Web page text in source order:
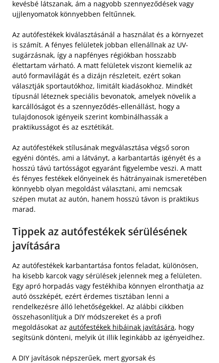
kevésbé látszanak, ám a nagyobb szennyeződések vagy
ujjlenyomatok könnyebben feltűnnek.
Az autófestékek kiválasztásánál a használat és a környezet
is számít. A fényes felületek jobban ellenállnak az UV-
sugárzásnak, így a napfényes régiókban hosszabb
élettartam várható. A matt felületek viszont kiemelik az
autó formavilágát és a dizájn részleteit, ezért sokan
választják sportautókhoz, limitált kiadásokhoz. Mindkét
típusnál léteznek speciális bevonatok, amelyek növelik a
karcállóságot és a szennyeződés-ellenállást, hogy a
tulajdonosok igényeik szerint kombinálhassák a
praktikusságot és az esztétikát.
Az autófestékek stílusának megválasztása végső soron
egyéni döntés, ami a látványt, a karbantartás igényét és a
hosszú távú tartósságot egyaránt figyelembe veszi. A matt
és fényes festékek előnyeinek és hátrányainak ismeretében
könnyebb olyan megoldást választani, ami nemcsak
szépen mutat az autón, hanem hosszú távon is praktikus
marad.
Tippek az autófestékek sérülésének
javítására
Az autófestékek karbantartása fontos feladat, különösen,
ha kisebb karcok vagy sérülések jelennek meg a felületen.
Egy apró horpadás vagy festékhiba könnyen elronthatja az
autó összképét, ezért érdemes tisztában lenni a
rendelkezésre álló lehetőségekkel. Az alábbi cikkben
összehasonlítjuk a DIY módszereket és a profi
megoldásokat az autófestékek hibáinak javítására, hogy
segítsünk dönteni, melyik út illik leginkább az igényeidhez.
A DIY javítások népszerűek, mert gyorsak és